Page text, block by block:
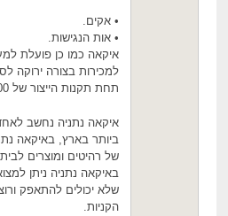
• אקים.
• אות הנגישות.
איקאה כמו כן פועלת
למכירות בצורה ירוקה
תחת תקנות הייצור של Iso 9000.
איקאה נתניה נחשב
ביותר בארץ, באיקאה
של רהיטים ומוצרים
באיקאה נתניה ניתן
שלא יכולים להתאפק
הקניות.